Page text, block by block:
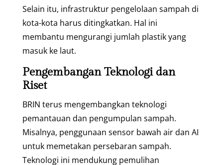
Selain itu, infrastruktur pengelolaan sampah di
kota-kota harus ditingkatkan. Hal ini
membantu mengurangi jumlah plastik yang
masuk ke laut.
Pengembangan Teknologi dan
Riset
BRIN terus mengembangkan teknologi
pemantauan dan pengumpulan sampah.
Misalnya, penggunaan sensor bawah air dan AI
untuk memetakan persebaran sampah.
Teknologi ini mendukung pemulihan